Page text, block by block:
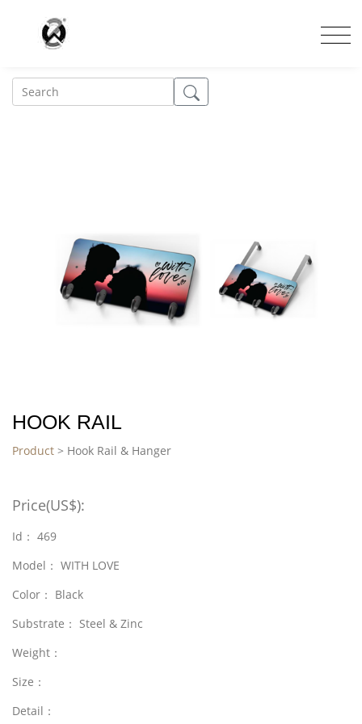
HOOK RAIL
Product > Hook Rail & Hanger
Price(US$):
Id： 469
Model： WITH LOVE
Color： Black
Substrate： Steel & Zinc
Weight：
Size：
Detail：